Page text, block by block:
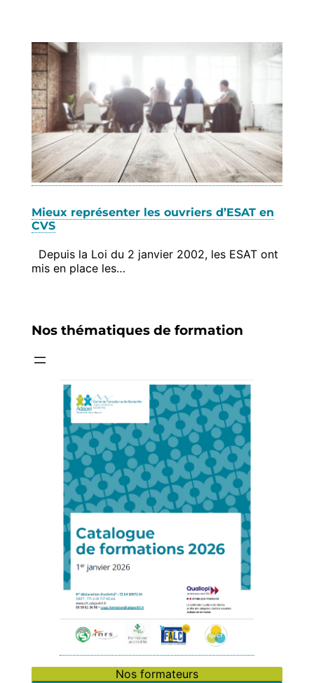
Mieux représenter les ouvriers d’ESAT en
CVS
Depuis la Loi du 2 janvier 2002, les ESAT ont
mis en place les…
Nos thématiques de formation
Nos formateurs